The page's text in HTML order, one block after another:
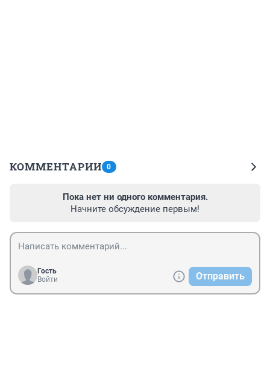
КОММЕНТАРИИ 0
Пока нет ни одного комментария.
Начните обсуждение первым!
Гость
Войти
Отправить